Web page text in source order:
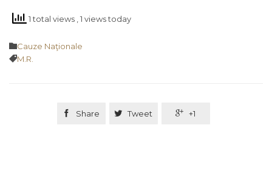
1 total views , 1 views today
Category
Cauze Naţionale
Tags
M.R.
 Share  Tweet  +1